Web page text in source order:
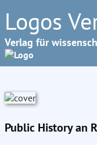
Logos
Verlag für
Public History an